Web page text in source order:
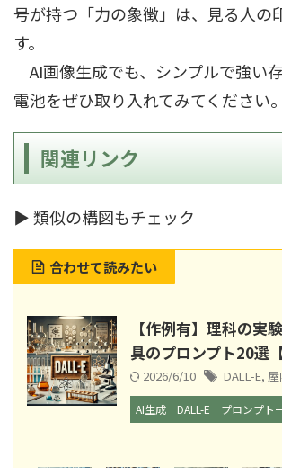
号が持つ「力の象徴」は、見る人の
す。
AI画像生成でも、シンプルで強い
電池をぜひ取り入れてみてください。
関連リンク
▶ 類似の構図もチェック
合わせて読みたい
【作例有】理科の実
具のプロンプト20選
2026/6/10 DALL-E,
AI生成 DALL-E プロンプト